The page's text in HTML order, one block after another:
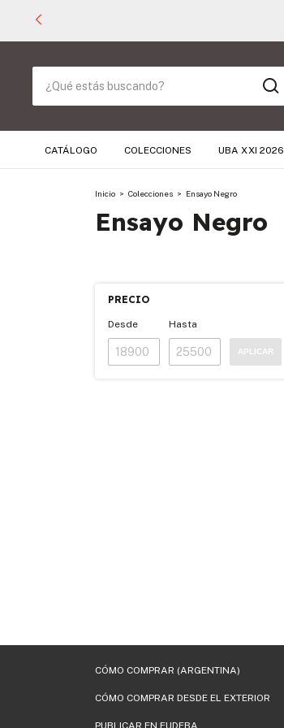
CATÁLOGO COLECCIONES UBA XXI 2026
Inicio > Colecciones > Ensayo Negro
Ensayo Negro
PRECIO
Desde Hasta
APLICAR
CÓMO COMPRAR (ARGENTINA)
CÓMO COMPRAR DESDE EL EXTERIOR
PUBLICAR EN EUDEBA